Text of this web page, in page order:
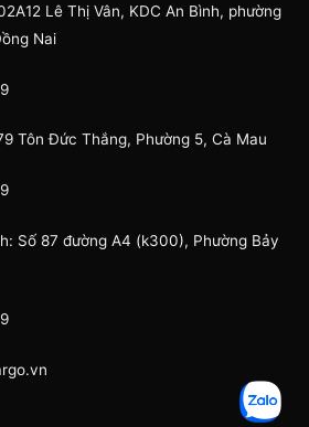
Lê Thị Vân, KDC An Bình, phường
Nai
Tôn Đức Thắng, Phường 5, Cà Mau
Số 87 đường A4 (k300), Phường Bảy